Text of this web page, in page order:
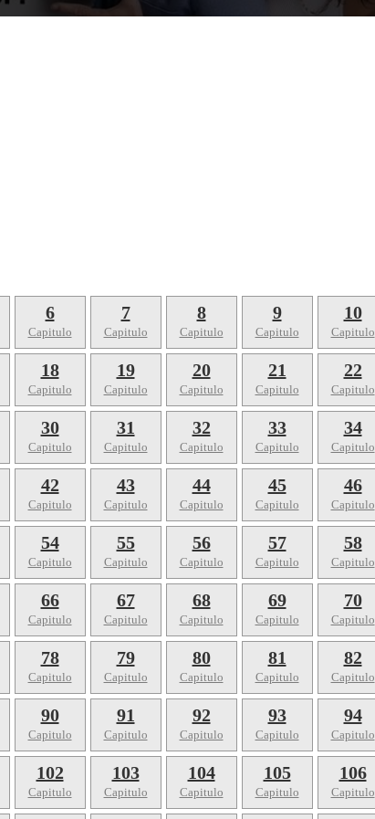
6
Capitulo
7
Capitulo
8
Capitulo
9
Capitulo
10
Capitulo
18
Capitulo
19
Capitulo
20
Capitulo
21
Capitulo
22
Capitulo
30
Capitulo
31
Capitulo
32
Capitulo
33
Capitulo
34
Capitulo
42
Capitulo
43
Capitulo
44
Capitulo
45
Capitulo
46
Capitulo
54
Capitulo
55
Capitulo
56
Capitulo
57
Capitulo
58
Capitulo
66
Capitulo
67
Capitulo
68
Capitulo
69
Capitulo
70
Capitulo
78
Capitulo
79
Capitulo
80
Capitulo
81
Capitulo
82
Capitulo
90
Capitulo
91
Capitulo
92
Capitulo
93
Capitulo
94
Capitulo
102
Capitulo
103
Capitulo
104
Capitulo
105
Capitulo
106
Capitulo